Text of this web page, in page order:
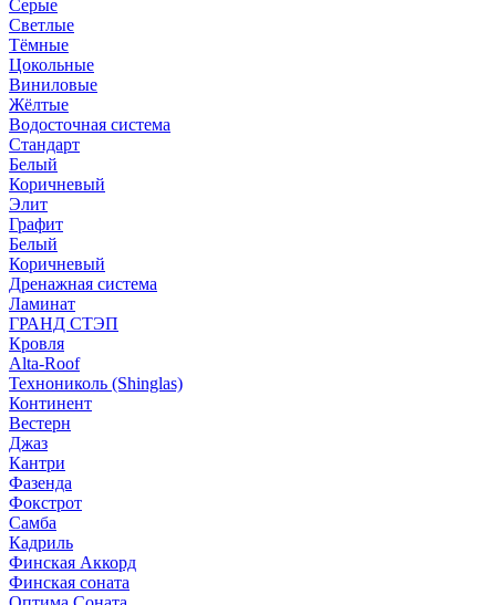
Серые
Светлые
Тёмные
Цокольные
Виниловые
Жёлтые
Водосточная система
Стандарт
Белый
Коричневый
Элит
Графит
Белый
Коричневый
Дренажная система
Ламинат
ГРАНД СТЭП
Кровля
Alta-Roof
Технониколь (Shinglas)
Континент
Вестерн
Джаз
Кантри
Фазенда
Фокстрот
Самба
Кадриль
Финская Аккорд
Финская соната